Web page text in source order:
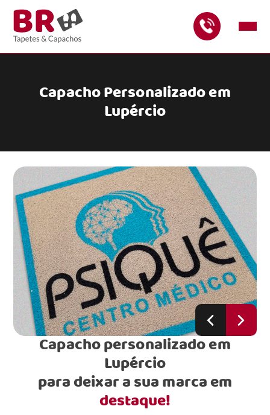
Capacho Personalizado em
Lupércio
Capacho personalizado em
Lupércio
para deixar a sua marca em
destaque!